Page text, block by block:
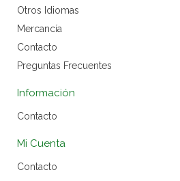
Otros Idiomas
Mercancía
Contacto
Preguntas Frecuentes
Información
Contacto
Mi Cuenta
Contacto